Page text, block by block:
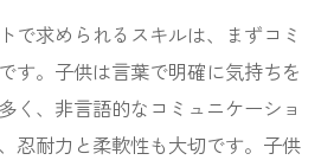
で求められるスキルは、まずコミ
す。子供は言葉で明確に気持ちを
く、非言語的なコミュニケーショ
忍耐力と柔軟性も大切です。子供